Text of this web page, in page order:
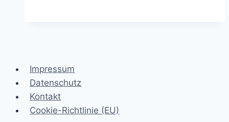
Impressum
Datenschutz
Kontakt
Cookie-Richtlinie (EU)